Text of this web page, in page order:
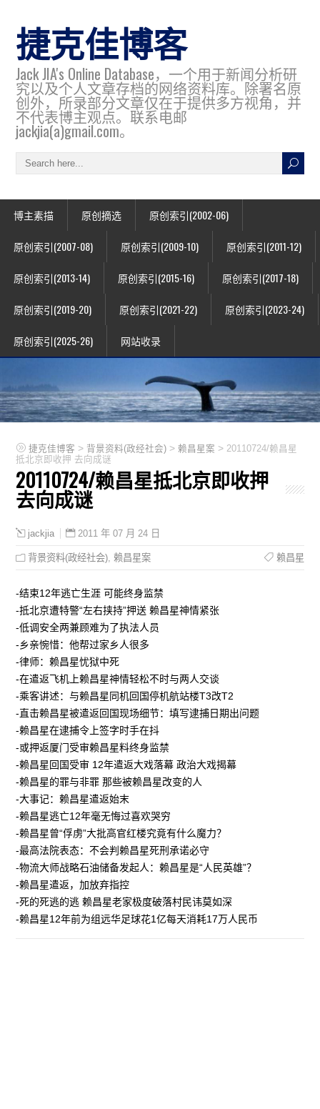
捷克佳博客
Jack JIA's Online Database，一个用于新闻分析研
究以及个人文章存档的网络资料库。除署名原
创外，所录部分文章仅在于提供多方视角，并
不代表博主观点。联系电邮
jackjia(a)gmail.com。
博主素描 原创摘选 原创索引(2002-06)
原创索引(2007-08) 原创索引(2009-10) 原创索引(2011-12)
原创索引(2013-14) 原创索引(2015-16) 原创索引(2017-18)
原创索引(2019-20) 原创索引(2021-22) 原创索引(2023-24)
原创索引(2025-26) 网站收录
捷克佳博客 > 背景资料(政经社会) >赖昌星案 > 20110724/赖昌星
抵北京即收押 去向成谜
20110724/赖昌星抵北京即收押
去向成谜
jackjia 2011 年 07 月 24 日
背景资料(政经社会) ,赖昌星案 赖昌星
-结束12年逃亡生涯 可能终身监禁
-抵北京遭特警“左右挟持”押送 赖昌星神情紧张
-低调安全两兼顾难为了执法人员
-乡亲惋惜：他帮过家乡人很多
-律师：赖昌星忧狱中死
-在遣返飞机上赖昌星神情轻松不时与两人交谈
-乘客讲述：与赖昌星同机回国停机航站楼T3改T2
-直击赖昌星被遣返回国现场细节：填写逮捕日期出问题
-赖昌星在逮捕令上签字时手在抖
-或押返厦门受审赖昌星料终身监禁
-赖昌星回国受审 12年遣返大戏落幕 政治大戏揭幕
-赖昌星的罪与非罪 那些被赖昌星改变的人
-大事记：赖昌星遣返始末
-赖昌星逃亡12年毫无悔过喜欢哭穷
-赖昌星曾“俘虏”大批高官红楼究竟有什么魔力？
-最高法院表态：不会判赖昌星死刑承诺必守
-物流大师战略石油储备发起人：赖昌星是“人民英雄”？
-赖昌星遣返，加放弃指控
-死的死逃的逃 赖昌星老家极度破落村民讳莫如深
-赖昌星12年前为组远华足球花1亿每天消耗17万人民币